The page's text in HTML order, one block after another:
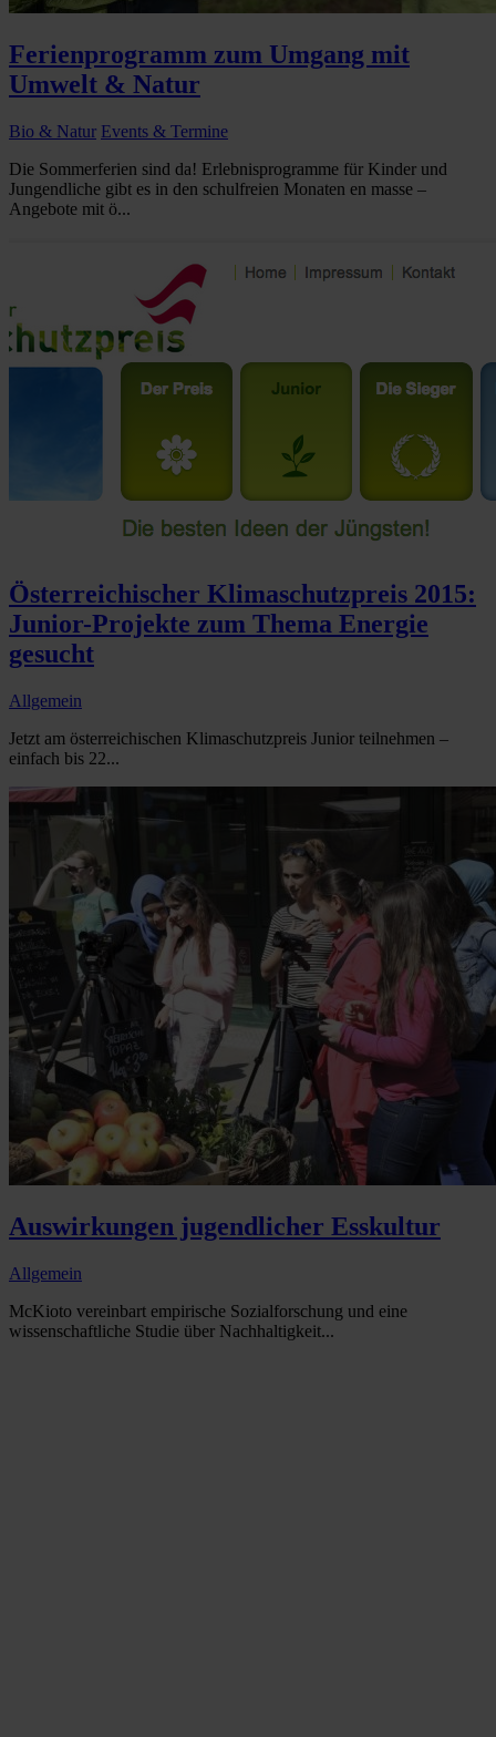
Ferienprogramm zum Umgang mit
Umwelt & Natur
Bio & Natur Events & Termine
Die Sommerferien sind da! Erlebnisprogramme für Kinder und
Jungendliche gibt es in den schulfreien Monaten en masse –
Angebote mit ö...
Österreichischer Klimaschutzpreis 2015:
Junior-Projekte zum Thema Energie
gesucht
Allgemein
Jetzt am österreichischen Klimaschutzpreis Junior teilnehmen –
einfach bis 22...
Auswirkungen jugendlicher Esskultur
Allgemein
McKioto vereinbart empirische Sozialforschung und eine
wissenschaftliche Studie über Nachhaltigkeit...